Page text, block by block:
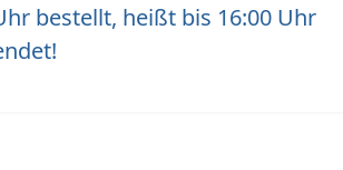
bestellt, heißt bis 16:00 Uhr